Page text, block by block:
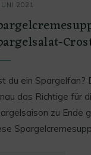
2021
du ein Spargelfan?
das Richtige für
zu Ende